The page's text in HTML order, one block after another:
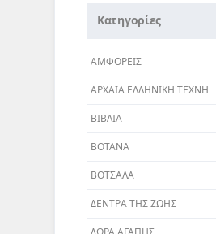
Κατηγορίες
ΑΜΦΟΡΕΙΣ
ΑΡΧΑΙΑ ΕΛΛΗΝΙΚΗ ΤΕΧΝΗ
ΒΙΒΛΙΑ
ΒΟΤΑΝΑ
ΒΟΤΣΑΛΑ
ΔΕΝΤΡA ΤΗΣ ΖΩΗΣ